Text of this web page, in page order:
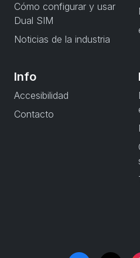
Cómo configurar y usar
Dual SIM
Noticias de la industria
Info
Accesibilidad
Contacto